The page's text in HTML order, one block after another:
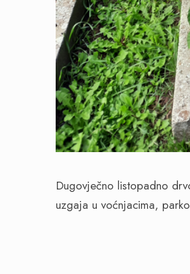
Dugovječno listopadno
uzgaja u voćnjacima,